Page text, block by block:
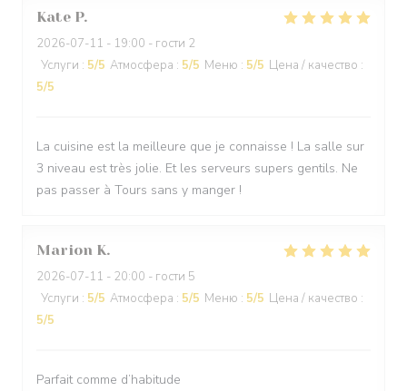
Kate P
2026-07-11 - 19:00 - гости 2
Услуги : 5/5 Атмосфера : 5/5 Меню : 5/5 Цена / качество :
5/5
La cuisine est la meilleure que je connaisse ! La salle sur
3 niveau est très jolie. Et les serveurs supers gentils. Ne
pas passer à Tours sans y manger !
Marion K
2026-07-11 - 20:00 - гости 5
Услуги : 5/5 Атмосфера : 5/5 Меню : 5/5 Цена / качество :
5/5
Parfait comme d’habitude